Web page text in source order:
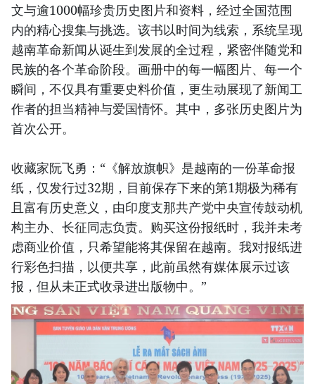
文与逾1000幅珍贵历史图片和资料，经过全国范围
内的精心搜集与挑选。该书以时间为线索，系统呈现
越南革命新闻从诞生到发展的全过程，紧密伴随党和
民族的各个革命阶段。画册中的每一幅图片、每一个
瞬间，不仅具有重要史料价值，更生动展现了新闻工
作者的担当精神与爱国情怀。其中，多张历史图片为
首次公开。
收藏家阮飞勇：“《解放旗帜》是越南的一份革命报
纸，仅发行过32期，目前保存下来的第1期极为稀有
且富有历史意义，由印度支那共产党中央宣传鼓动机
构主办、长征同志负责。购买这份报纸时，我并未考
虑商业价值，只希望能将其保留在越南。我对报纸进
行彩色扫描，以便共享，此前虽然有媒体展示过该
报，但从未正式收录进出版物中。”